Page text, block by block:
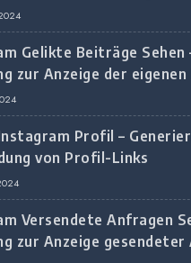
Erkennung
Gelikte Beiträge Sehen
zur Anzeige der eigenen
Profil –
von Profil-Links
Versendete Anfragen
zur Anzeige gesendeter